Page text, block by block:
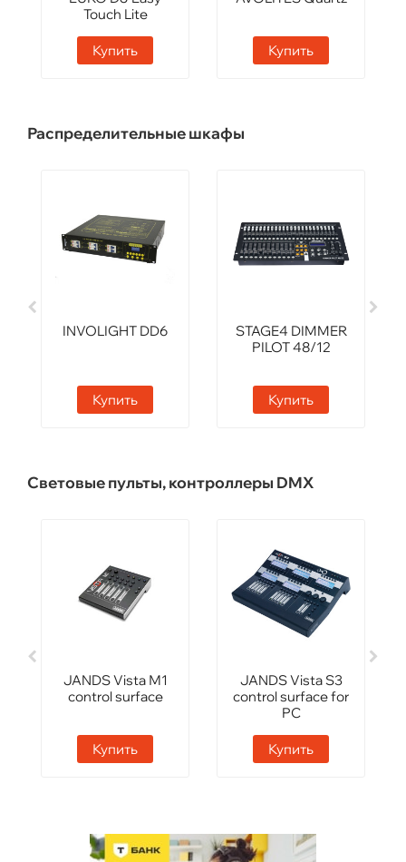
Touch Lite
Купить Купить
Распределительные шкафы
INVOLIGHT DD6
Купить
STAGE4 DIMMER
PILOT 48/12
Купить
Световые пульты, контроллеры DMX
JANDS Vista М1
control surface
Купить
JANDS Vista S3
control surface for
PC
Купить